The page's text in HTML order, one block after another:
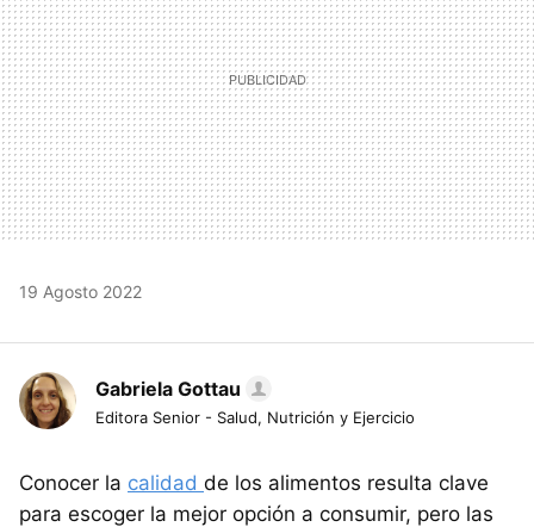
19 Agosto 2022
Gabriela Gottau
Editora Senior - Salud, Nutrición y Ejercicio
Conocer la calidad de los alimentos resulta clave
para escoger la mejor opción a consumir, pero las